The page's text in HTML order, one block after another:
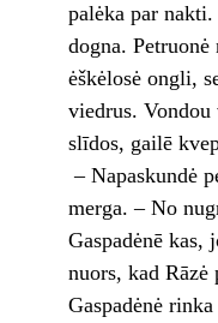
palėka par
dogna. Petruonė
ėškėlosė ongli,
viedrus. Vondou
slīdos, gailē
– Napaskundė
merga. – No
Gaspadėnē kas,
nuors, kad Rāzė
Gaspadėnė